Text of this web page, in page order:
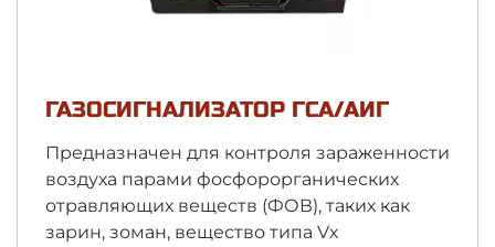
ГАЗОСИГНАЛИЗАТОР ГСА/АИГ
Предназначен для контроля зараженности
воздуха парами фосфорорганических
отравляющих веществ (ФОВ), таких как
зарин, зоман, вещество типа Vх